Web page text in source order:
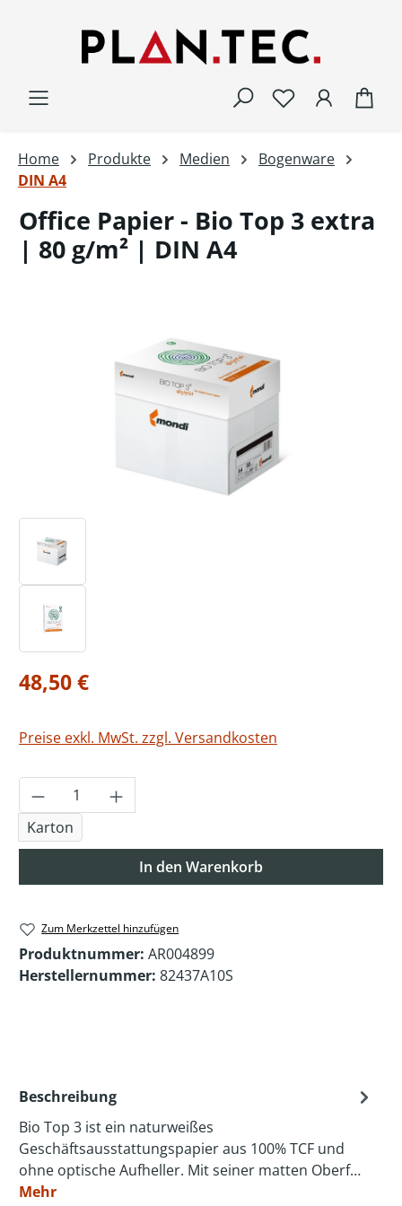
Home Produkte Medien
Bogenware
DIN A4
Office Papier - Bio Top 3 extra
| 80 g/m² | DIN A4
Regulärer Preis:
48,50 €
Preise exkl. MwSt. zzgl. Versandkosten
Produkt Anzahl: Gib den gewünschten
Karton
In den Warenkorb
Zum Merkzettel hinzufügen
Produktnummer: AR004899
Herstellernummer: 82437A10S
Beschreibung
Bio Top 3 ist ein naturweißes
Geschäftsausstattungspapier aus 100% TCF und
ohne optische Aufheller. Mit seiner matten Oberf…
Mehr